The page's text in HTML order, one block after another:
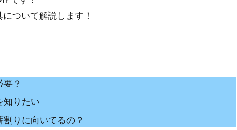
ついて解説します！
？
知りたい
りに向いてるの？